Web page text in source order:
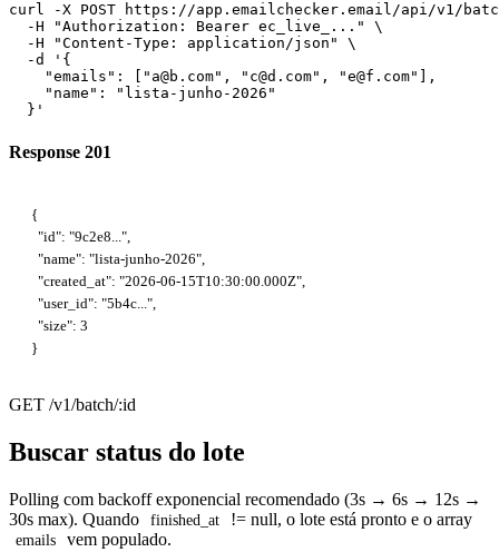
curl -X POST https://app.emailchecker.email/api/v1/
  -H "Authorization: Bearer ec_live_..." \
  -H "Content-Type: application/json" \
  -d '{
    "emails": ["a@b.com", "c@d.com", "e@f.com"],
    "name": "lista-junho-2026"
  }'
Response 201
{
  "id": "9c2e8...",
  "name": "lista-junho-2026",
  "created_at": "2026-06-15T10:30:00.000Z",
  "user_id": "5b4c...",
  "size": 3
}
GET /v1/batch/:id
Buscar status do lote
Polling com backoff exponencial recomendado (3s → 6s → 12s →
30s max). Quando
finished_at != null, o lote está pronto e o array
emails vem populado.